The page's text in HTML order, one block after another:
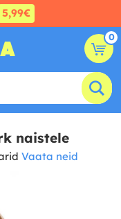
5,99€
0
naistele
Vaata neid